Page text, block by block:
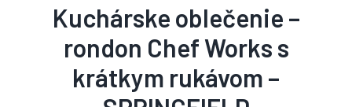
Kuchárske oblečenie –
rondon Chef Works s
krátkym rukávom –